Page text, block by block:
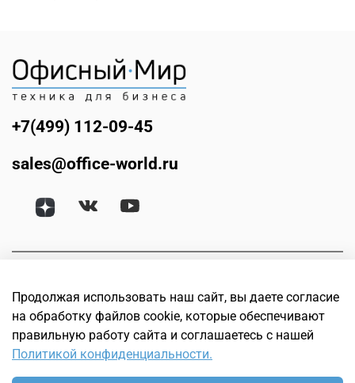
+7(499) 112-09-45
sales@office-world.ru
© Офисный мир. Интернет магазин техники для бизнеса.
Продолжая использовать наш сайт, вы даете согласие
на обработку файлов cookie, которые обеспечивают
правильную работу сайта и соглашаетесь с нашей
Политикой конфиденциальности.